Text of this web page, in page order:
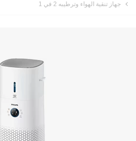
جهاز تنقية الهواء وترطيبه 2 في 1